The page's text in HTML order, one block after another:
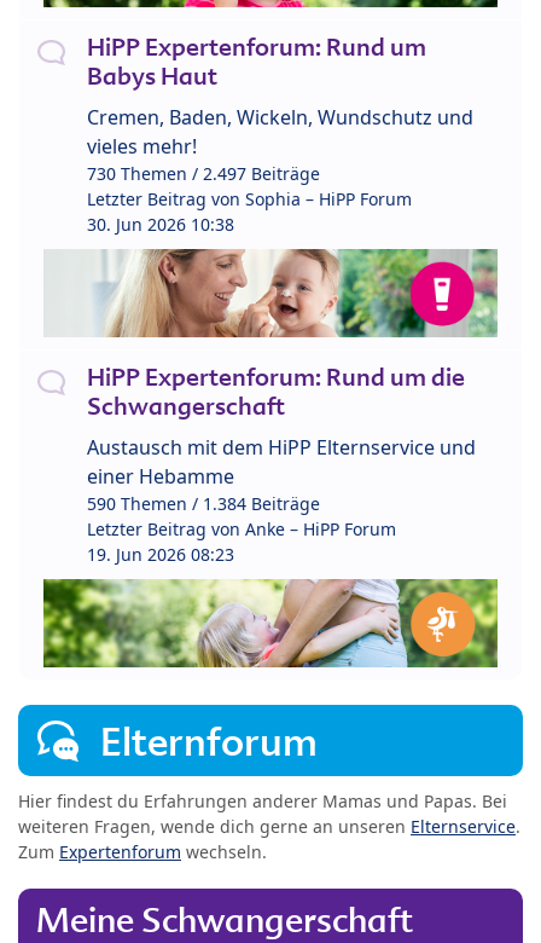
HiPP Expertenforum: Rund um
Babys Haut
Cremen, Baden, Wickeln, Wundschutz und
vieles mehr!
730 Themen / 2.497 Beiträge
Letzter Beitrag von Sophia – HiPP Forum
30. Jun 2026 10:38
HiPP Expertenforum: Rund um die
Schwangerschaft
Austausch mit dem HiPP Elternservice und
einer Hebamme
590 Themen / 1.384 Beiträge
Letzter Beitrag von Anke – HiPP Forum
19. Jun 2026 08:23
Elternforum
Hier findest du Erfahrungen anderer Mamas und Papas. Bei
weiteren Fragen, wende dich gerne an unseren Elternservice.
Zum Expertenforum wechseln.
Meine Schwangerschaft